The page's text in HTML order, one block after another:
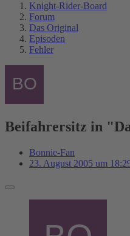
Knight-Rider-Board
Forum
Das Original
Episoden
Fehler
Beifahrersitz in
Bonnie-Fan
23. August 2005 um